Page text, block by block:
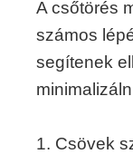
A csőtörés
számos
segítenek
1. Csövek